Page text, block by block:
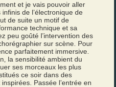
et je vais pouvoir aller
de l’électronique de
de suite un motif de
technique et sa
peu goûté l’intervention des
sur scène. Pour
parfaitement immersive.
la sensibilité ambient du
ses morceaux les plus
ce soir dans des
Passée l’entrée en